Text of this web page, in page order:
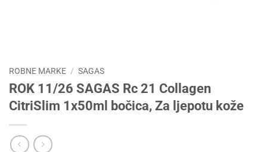
ROBNE MARKE / SAGAS
ROK 11/26 SAGAS Rc 21 Collagen
CitriSlim 1x50ml bočica, Za ljepotu kože